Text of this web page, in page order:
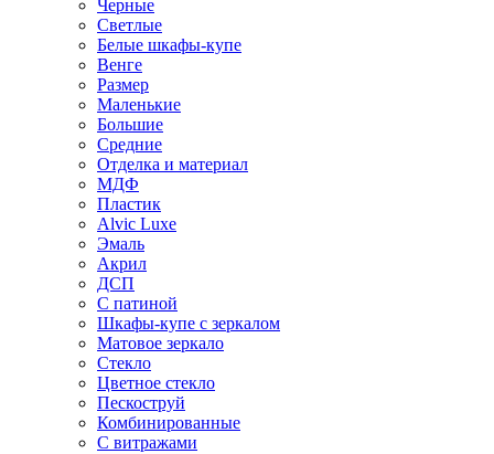
Черные
Светлые
Белые шкафы-купе
Венге
Размер
Маленькие
Большие
Средние
Отделка и материал
МДФ
Пластик
Alvic Luxe
Эмаль
Акрил
ДСП
С патиной
Шкафы-купе с зеркалом
Матовое зеркало
Стекло
Цветное стекло
Пескоструй
Комбинированные
С витражами